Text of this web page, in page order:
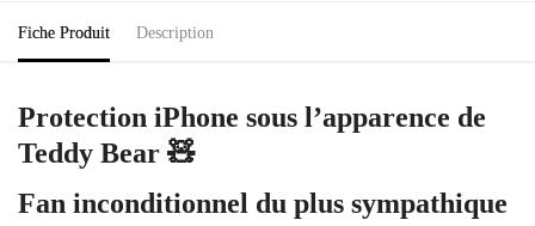
Fiche Produit Description
Protection iPhone sous l’apparence de
Teddy Bear 🧸
Fan inconditionnel du plus sympathique